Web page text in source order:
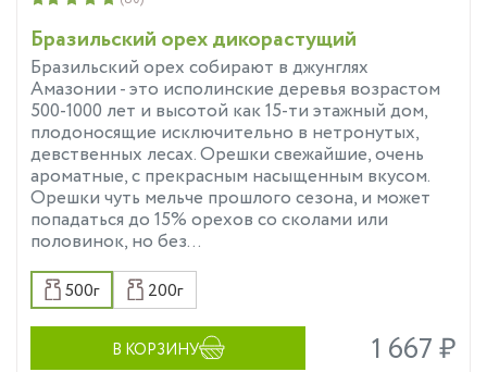
Бразильский орех дикорастущий
Бразильский орех собирают в джунглях
Амазонии - это исполинские деревья возрастом
500-1000 лет и высотой как 15-ти этажный дом,
плодоносящие исключительно в нетронутых,
девственных лесах. Орешки свежайшие, очень
ароматные, с прекрасным насыщенным вкусом.
Орешки чуть мельче прошлого сезона, и может
попадаться до 15% орехов со сколами или
половинок, но без...
500г 200г
В КОРЗИНУ 1 667 ₽